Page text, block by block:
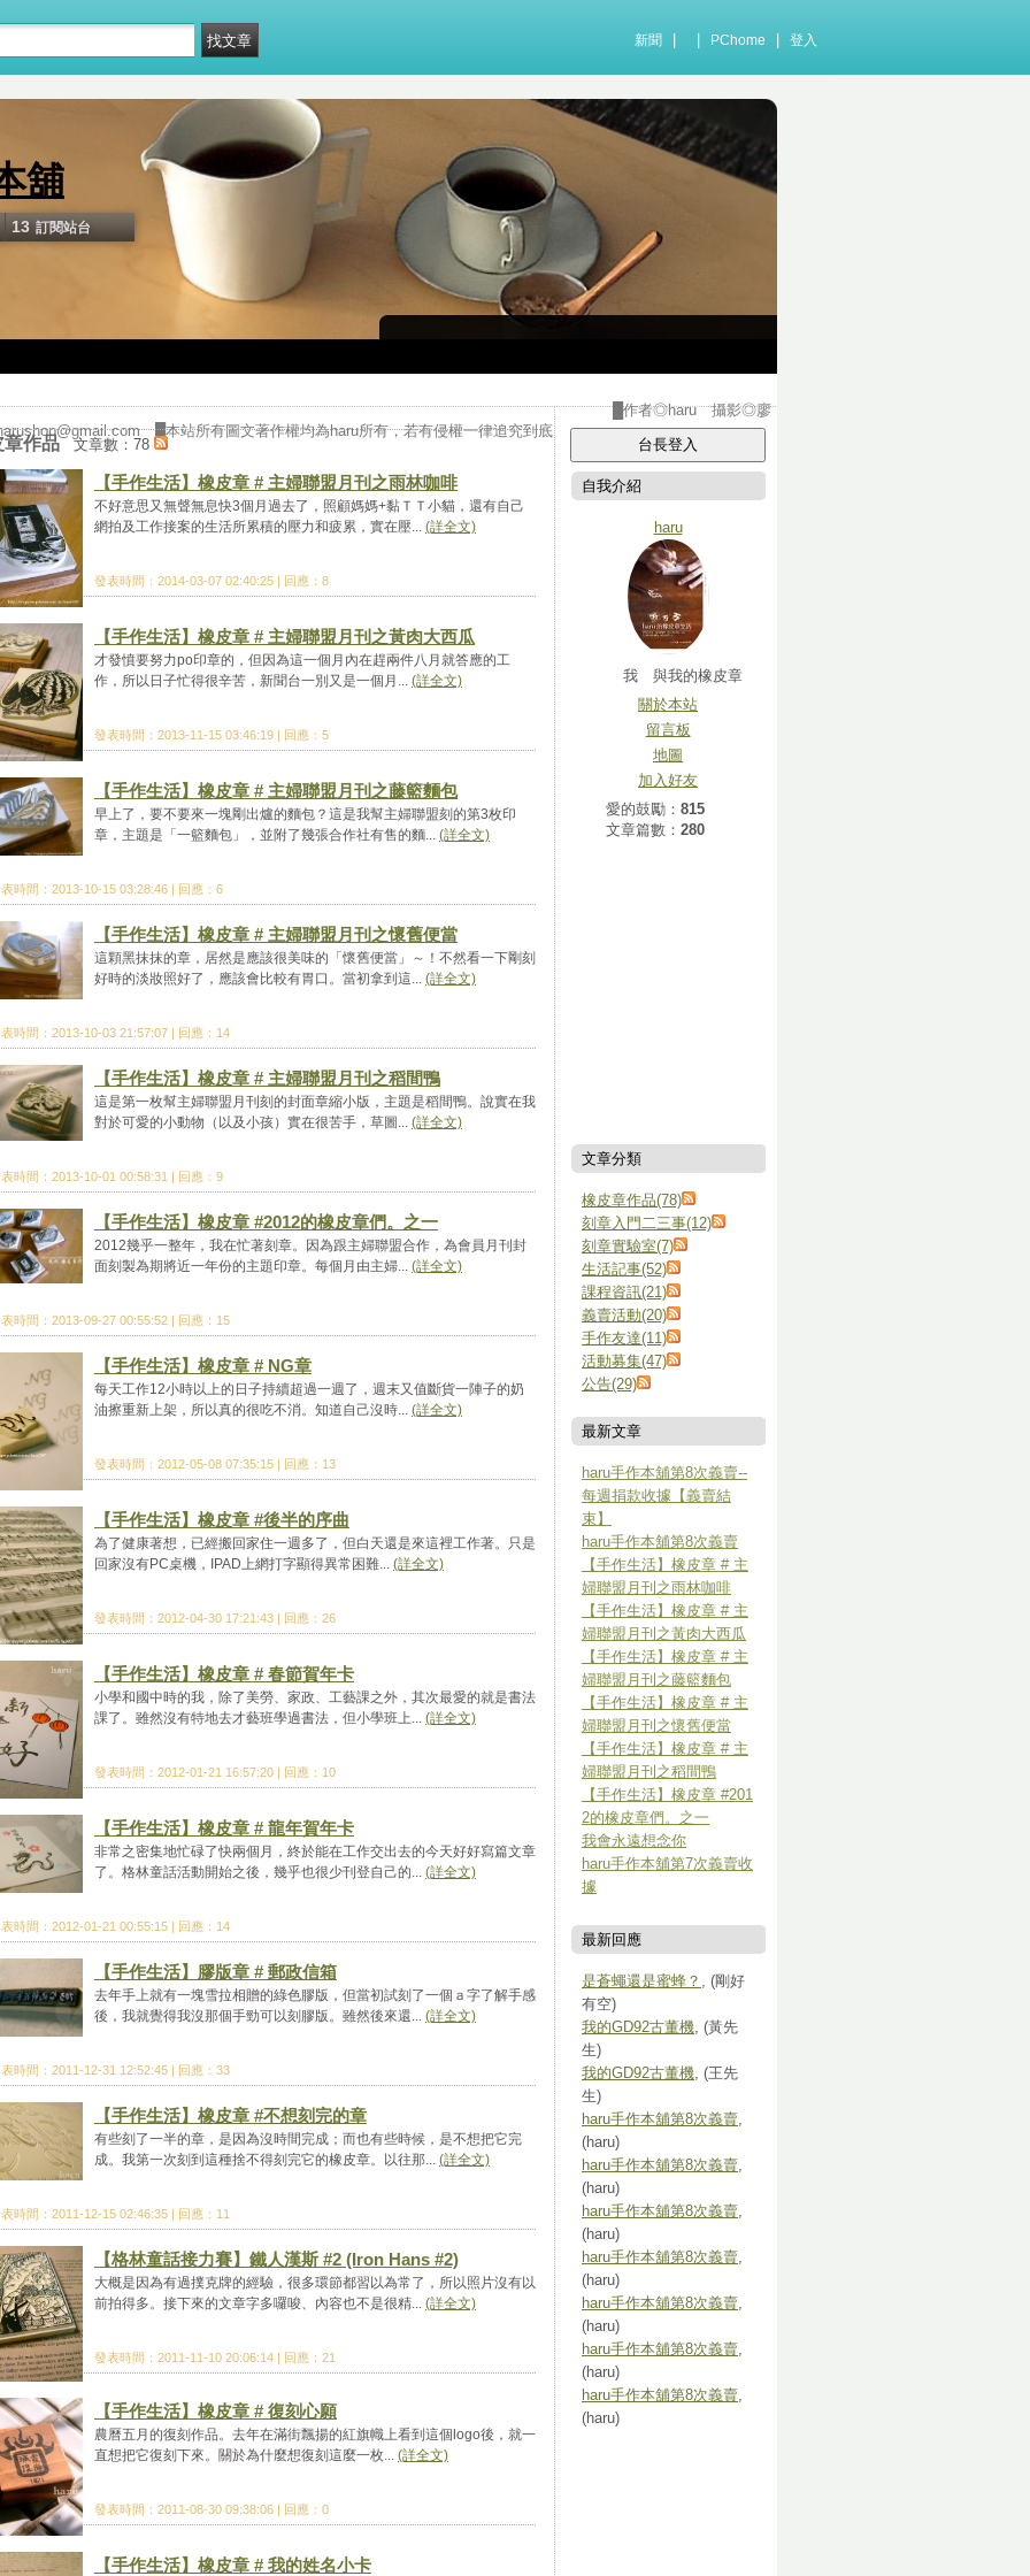
新聞 PChome 登入
舖
作者◎haru 攝影◎廖
█本站所有圖文著作權均為haru所有，若有侵權一律追究到底
13 訂閱站台
章作品 文章數：78
【手作生活】橡皮章 # 主婦聯盟月刊之雨林咖啡
不好意思又無聲無息快3個月過去了，照顧媽媽+黏ＴＴ小貓，還有自己
網拍及工作接案的生活所累積的壓力和疲累，實在壓... (詳全文)
發表時間：2014-03-07 02:40:25 | 回應：8
【手作生活】橡皮章 # 主婦聯盟月刊之黃肉大西瓜
才發憤要努力po印章的，但因為這一個月內在趕兩件八月就答應的工
作，所以日子忙得很辛苦，新聞台一別又是一個月... (詳全文)
發表時間：2013-11-15 03:46:19 | 回應：5
【手作生活】橡皮章 # 主婦聯盟月刊之藤籃麵包
早上了，要不要來一塊剛出爐的麵包？這是我幫主婦聯盟刻的第3枚印
章，主題是「一籃麵包」，並附了幾張合作社有售的麵... (詳全文)
時間：2013-10-15 03:28:46 | 回應：6
【手作生活】橡皮章 # 主婦聯盟月刊之懷舊便當
這顆黑抹抹的章，居然是應該很美味的「懷舊便當」～！不然看一下剛刻
好時的淡妝照好了，應該會比較有胃口。當初拿到這... (詳全文)
時間：2013-10-03 21:57:07 | 回應：14
【手作生活】橡皮章 # 主婦聯盟月刊之稻間鴨
這是第一枚幫主婦聯盟月刊刻的封面章縮小版，主題是稻間鴨。說實在我
對於可愛的小動物（以及小孩）實在很苦手，草圖... (詳全文)
時間：2013-10-01 00:58:31 | 回應：9
【手作生活】橡皮章 #2012的橡皮章們。之一
2012幾乎一整年，我在忙著刻章。因為跟主婦聯盟合作，為會員月刊封
面刻製為期將近一年份的主題印章。每個月由主婦... (詳全文)
時間：2013-09-27 00:55:52 | 回應：15
【手作生活】橡皮章 # NG章
每天工作12小時以上的日子持續超過一週了，週末又值斷貨一陣子的奶
油擦重新上架，所以真的很吃不消。知道自己沒時... (詳全文)
發表時間：2012-05-08 07:35:15 | 回應：13
【手作生活】橡皮章 #後半的序曲
為了健康著想，已經搬回家住一週多了，但白天還是來這裡工作著。只是
回家沒有PC桌機，IPAD上網打字顯得異常困難... (詳全文)
發表時間：2012-04-30 17:21:43 | 回應：26
【手作生活】橡皮章 # 春節賀年卡
小學和國中時的我，除了美勞、家政、工藝課之外，其次最愛的就是書法
課了。雖然沒有特地去才藝班學過書法，但小學班上... (詳全文)
發表時間：2012-01-21 16:57:20 | 回應：10
【手作生活】橡皮章 # 龍年賀年卡
非常之密集地忙碌了快兩個月，終於能在工作交出去的今天好好寫篇文章
了。格林童話活動開始之後，幾乎也很少刊登自己的... (詳全文)
時間：2012-01-21 00:55:15 | 回應：14
【手作生活】膠版章 # 郵政信箱
去年手上就有一塊雪拉相贈的綠色膠版，但當初試刻了一個ａ字了解手感
後，我就覺得我沒那個手勁可以刻膠版。雖然後來還... (詳全文)
時間：2011-12-31 12:52:45 | 回應：33
【手作生活】橡皮章 #不想刻完的章
有些刻了一半的章，是因為沒時間完成；而也有些時候，是不想把它完
成。我第一次刻到這種捨不得刻完它的橡皮章。以往那... (詳全文)
時間：2011-12-15 02:46:35 | 回應：11
【格林童話接力賽】鐵人漢斯 #2 (Iron Hans #2)
大概是因為有過撲克牌的經驗，很多環節都習以為常了，所以照片沒有以
前拍得多。接下來的文章字多囉唆、內容也不是很精... (詳全文)
發表時間：2011-11-10 20:06:14 | 回應：21
【手作生活】橡皮章 # 復刻心願
農曆五月的復刻作品。去年在滿街飄揚的紅旗幟上看到這個logo後，就一
直想把它復刻下來。關於為什麼想復刻這麼一枚... (詳全文)
發表時間：2011-08-30 09:38:06 | 回應：0
【手作生活】橡皮章 # 我的姓名小卡
自我介紹
haru
我 與我的橡皮章
關於本站
留言板
地圖
加入好友
愛的鼓勵： 815
文章篇數： 280
文章分類
橡皮章作品(78)
刻章入門二三事(12)
刻章實驗室(7)
生活記事(52)
課程資訊(21)
義賣活動(20)
手作友達(11)
活動募集(47)
公告(29)
最新文章
haru手作本舖第8次義賣--
每週捐款收據【義賣結
束】
haru手作本舖第8次義賣
【手作生活】橡皮章 # 主
婦聯盟月刊之雨林咖啡
【手作生活】橡皮章 # 主
婦聯盟月刊之黃肉大西瓜
【手作生活】橡皮章 # 主
婦聯盟月刊之藤籃麵包
【手作生活】橡皮章 # 主
婦聯盟月刊之懷舊便當
【手作生活】橡皮章 # 主
婦聯盟月刊之稻間鴨
【手作生活】橡皮章 #201
2的橡皮章們。之一
我會永遠想念你
haru手作本舖第7次義賣收
據
最新回應
是蒼蠅還是蜜蜂？ , (剛好
有空)
我的GD92古董機, (黃先
生)
我的GD92古董機, (王先
生)
haru手作本舖第8次義賣,
(haru)
haru手作本舖第8次義賣,
(haru)
haru手作本舖第8次義賣,
(haru)
haru手作本舖第8次義賣,
(haru)
haru手作本舖第8次義賣,
(haru)
haru手作本舖第8次義賣,
(haru)
haru手作本舖第8次義賣,
(haru)